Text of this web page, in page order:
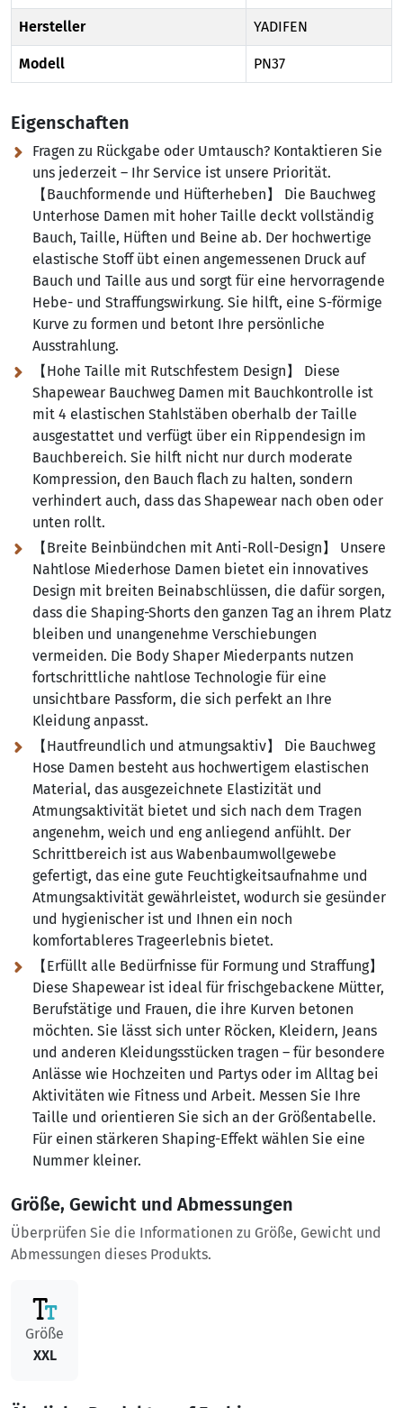
Hersteller YADIFEN
Modell PN37
Eigenschaften
Fragen zu Rückgabe oder Umtausch? Kontaktieren Sie
uns jederzeit – Ihr Service ist unsere Priorität.
【Bauchformende und Hüfterheben】 Die Bauchweg
Unterhose Damen mit hoher Taille deckt vollständig
Bauch, Taille, Hüften und Beine ab. Der hochwertige
elastische Stoff übt einen angemessenen Druck auf
Bauch und Taille aus und sorgt für eine hervorragende
Hebe- und Straffungswirkung. Sie hilft, eine S-förmige
Kurve zu formen und betont Ihre persönliche
Ausstrahlung.
【Hohe Taille mit Rutschfestem Design】 Diese
Shapewear Bauchweg Damen mit Bauchkontrolle ist
mit 4 elastischen Stahlstäben oberhalb der Taille
ausgestattet und verfügt über ein Rippendesign im
Bauchbereich. Sie hilft nicht nur durch moderate
Kompression, den Bauch flach zu halten, sondern
verhindert auch, dass das Shapewear nach oben oder
unten rollt.
【Breite Beinbündchen mit Anti-Roll-Design】 Unsere
Nahtlose Miederhose Damen bietet ein innovatives
Design mit breiten Beinabschlüssen, die dafür sorgen,
dass die Shaping-Shorts den ganzen Tag an ihrem Platz
bleiben und unangenehme Verschiebungen
vermeiden. Die Body Shaper Miederpants nutzen
fortschrittliche nahtlose Technologie für eine
unsichtbare Passform, die sich perfekt an Ihre
Kleidung anpasst.
【Hautfreundlich und atmungsaktiv】 Die Bauchweg
Hose Damen besteht aus hochwertigem elastischen
Material, das ausgezeichnete Elastizität und
Atmungsaktivität bietet und sich nach dem Tragen
angenehm, weich und eng anliegend anfühlt. Der
Schrittbereich ist aus Wabenbaumwollgewebe
gefertigt, das eine gute Feuchtigkeitsaufnahme und
Atmungsaktivität gewährleistet, wodurch sie gesünder
und hygienischer ist und Ihnen ein noch
komfortableres Trageerlebnis bietet.
【Erfüllt alle Bedürfnisse für Formung und Straffung】
Diese Shapewear ist ideal für frischgebackene Mütter,
Berufstätige und Frauen, die ihre Kurven betonen
möchten. Sie lässt sich unter Röcken, Kleidern, Jeans
und anderen Kleidungsstücken tragen – für besondere
Anlässe wie Hochzeiten und Partys oder im Alltag bei
Aktivitäten wie Fitness und Arbeit. Messen Sie Ihre
Taille und orientieren Sie sich an der Größentabelle.
Für einen stärkeren Shaping-Effekt wählen Sie eine
Nummer kleiner.
Größe, Gewicht und Abmessungen
Überprüfen Sie die Informationen zu Größe, Gewicht und
Abmessungen dieses Produkts.
Größe
XXL